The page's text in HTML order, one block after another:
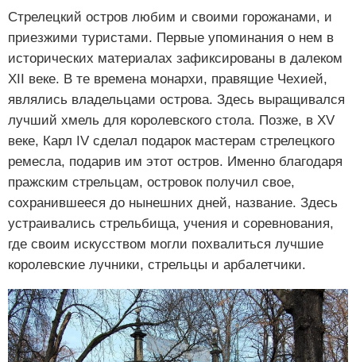
Стрелецкий остров любим и своими горожанами, и
приезжими туристами. Первые упоминания о нем в
исторических материалах зафиксированы в далеком
XII веке. В те времена монархи, правящие Чехией,
являлись владельцами острова. Здесь выращивался
лучший хмель для королевского стола. Позже, в XV
веке, Карл IV сделал подарок мастерам стрелецкого
ремесла, подарив им этот остров. Именно благодаря
пражским стрельцам, островок получил свое,
сохранившееся до нынешних дней, название. Здесь
устраивались стрельбища, учения и соревнования,
где своим искусством могли похвалиться лучшие
королевские лучники, стрельцы и арбалетчики.